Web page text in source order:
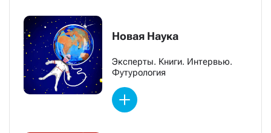
Новая Наука
Эксперты. Книги. Интервью.
Футурология